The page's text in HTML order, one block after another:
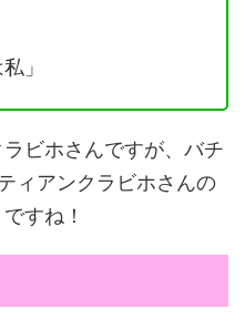
」
ビホさんですが、バチ
ィアンクラビホさんの
すね！